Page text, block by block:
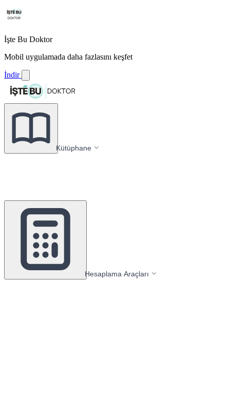
İşte Bu Doktor
Mobil uygulamada daha fazlasını keşfet
İndir
Kütüphane
Hesaplama Araçları